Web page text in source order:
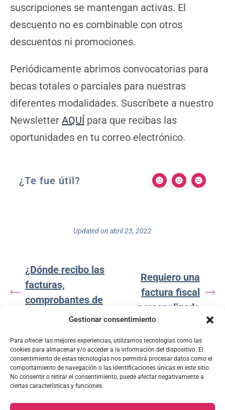
Gestionar consentimiento
Para ofrecer las mejores experiencias, utilizamos tecnologías como las
cookies para almacenar y/o acceder a la información del dispositivo. El
consentimiento de estas tecnologías nos permitirá procesar datos como el
comportamiento de navegación o las identificaciones únicas en este sitio.
No consentir o retirar el consentimiento, puede afectar negativamente a
ciertas características y funciones.
suscripciones se mantengan activas. El
descuento no es combinable con otros
descuentos ni promociones.
Periódicamente abrimos convocatorias para
becas totales o parciales para nuestras
diferentes modalidades. Suscríbete a nuestro
Newsletter AQUÍ para que recibas las
oportunidades en tu correo electrónico.
¿Te fue útil?
Updated on abril 23, 2022
¿Dónde recibo las
facturas,
comprobantes de
pago y accesos?
Requiero una
factura fiscal
personalizada
PIANO EN CASA, S.A. © Copyright 2026